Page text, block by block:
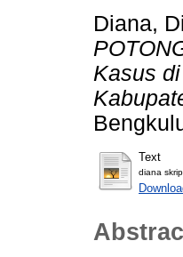
Diana,
Kasus
Text
diana